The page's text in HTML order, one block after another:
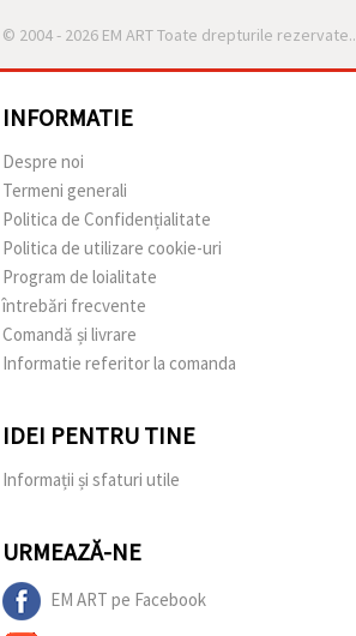
© 2004 - 2026 EM ART Toate drepturile rezervate..
INFORMATIE
Despre noi
Termeni generali
Politica de Confidențialitate
Politica de utilizare cookie-uri
Program de loialitate
întrebări frecvente
Comandă și livrare
Informatie referitor la comanda
IDEI PENTRU TINE
Informații și sfaturi utile
URMEAZĂ-NE
EM ART pe Facebook